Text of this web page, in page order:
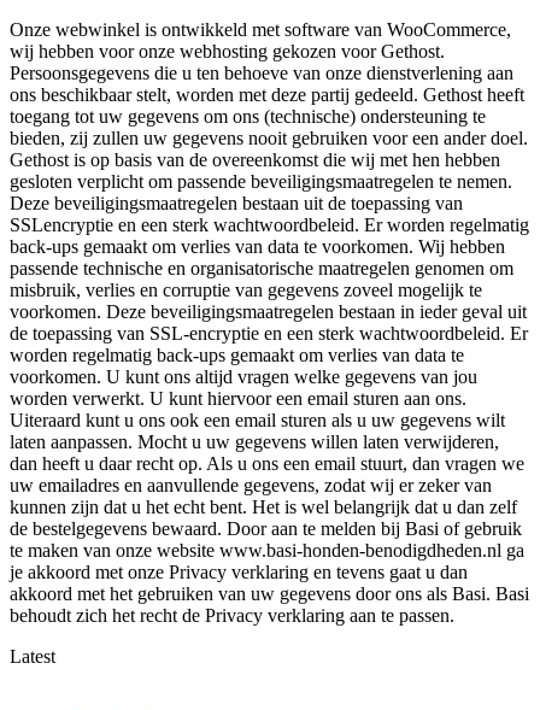
Onze webwinkel is ontwikkeld met software van WooCommerce,
wij hebben voor onze webhosting gekozen voor Gethost.
Persoonsgegevens die u ten behoeve van onze dienstverlening aan
ons beschikbaar stelt, worden met deze partij gedeeld. Gethost heeft
toegang tot uw gegevens om ons (technische) ondersteuning te
bieden, zij zullen uw gegevens nooit gebruiken voor een ander doel.
Gethost is op basis van de overeenkomst die wij met hen hebben
gesloten verplicht om passende beveiligingsmaatregelen te nemen.
Deze beveiligingsmaatregelen bestaan uit de toepassing van
SSLencryptie en een sterk wachtwoordbeleid. Er worden regelmatig
back-ups gemaakt om verlies van data te voorkomen. Wij hebben
passende technische en organisatorische maatregelen genomen om
misbruik, verlies en corruptie van gegevens zoveel mogelijk te
voorkomen. Deze beveiligingsmaatregelen bestaan in ieder geval uit
de toepassing van SSL-encryptie en een sterk wachtwoordbeleid. Er
worden regelmatig back-ups gemaakt om verlies van data te
voorkomen. U kunt ons altijd vragen welke gegevens van jou
worden verwerkt. U kunt hiervoor een email sturen aan ons.
Uiteraard kunt u ons ook een email sturen als u uw gegevens wilt
laten aanpassen. Mocht u uw gegevens willen laten verwijderen,
dan heeft u daar recht op. Als u ons een email stuurt, dan vragen we
uw emailadres en aanvullende gegevens, zodat wij er zeker van
kunnen zijn dat u het echt bent. Het is wel belangrijk dat u dan zelf
de bestelgegevens bewaard. Door aan te melden bij Basi of gebruik
te maken van onze website www.basi-honden-benodigdheden.nl ga
je akkoord met onze Privacy verklaring en tevens gaat u dan
akkoord met het gebruiken van uw gegevens door ons als Basi. Basi
behoudt zich het recht de Privacy verklaring aan te passen.
Latest